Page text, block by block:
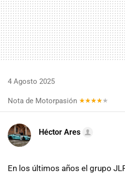
4 Agosto 2025
Nota de Motorpasión
Héctor Ares
En los últimos años el grupo